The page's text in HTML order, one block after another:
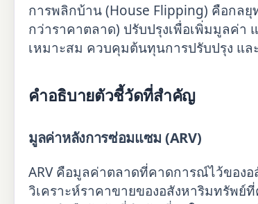
การพลิกบ้าน (House Flipping) คือกล
กว่าราคาตลาด) ปรับปรุงเพื่อเพิ่มมูลค่า
เหมาะสม ควบคุมต้นทุนการปรับปรุง แล
คำอธิบายตัวชี้วัดที่สำคัญ
มูลค่าหลังการซ่อมแซม (ARV)
ARV คือมูลค่าตลาดที่คาดการณ์ไว้ของ
วิเคราะห์ราคาขายของอสังหาริมทรัพย์